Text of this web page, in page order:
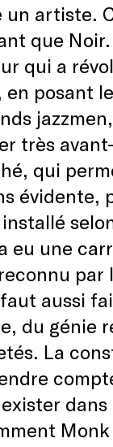
artiste.
que
qui a
en posant
très
qui
évidente,
eu une
par
aussi
du génie
La
dans
Monk